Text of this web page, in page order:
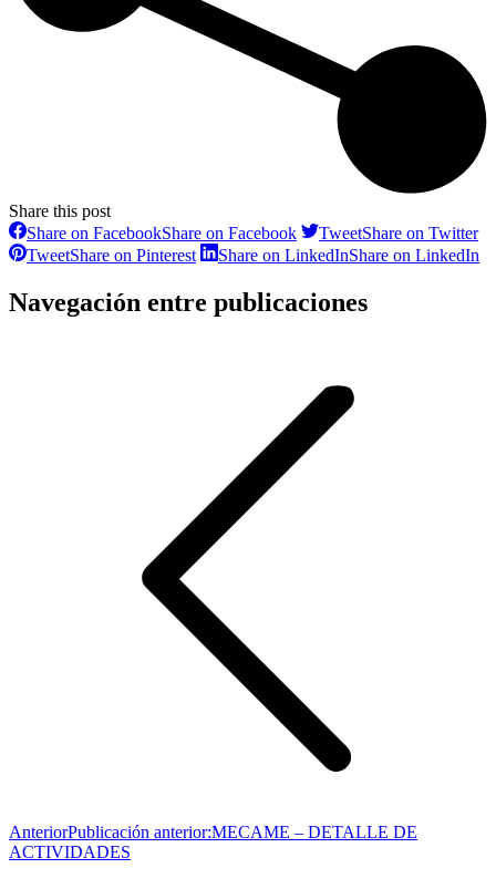
Share this post
Share on FacebookShare on Facebook TweetShare on Twitter
TweetShare on Pinterest Share on LinkedInShare on LinkedIn
Navegación entre publicaciones
AnteriorPublicación anterior:MECAME – DETALLE DE
ACTIVIDADES